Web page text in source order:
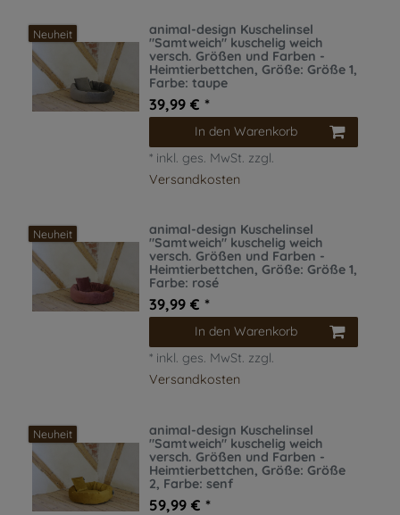
Neuheit
animal-design Kuschelinsel
"Samtweich" kuschelig weich
versch. Größen und Farben -
Heimtierbettchen, Größe: Größe 1,
Farbe: taupe
39,99 € *
In den Warenkorb
* inkl. ges. MwSt. zzgl.
Versandkosten
Neuheit
animal-design Kuschelinsel
"Samtweich" kuschelig weich
versch. Größen und Farben -
Heimtierbettchen, Größe: Größe 1,
Farbe: rosé
39,99 € *
In den Warenkorb
* inkl. ges. MwSt. zzgl.
Versandkosten
Neuheit
animal-design Kuschelinsel
"Samtweich" kuschelig weich
versch. Größen und Farben -
Heimtierbettchen, Größe: Größe
2, Farbe: senf
59,99 € *